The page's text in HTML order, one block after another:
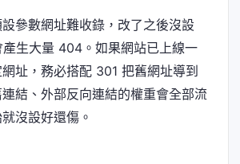
參數網址難收錄，改了之後沒設
產生大量 404。如果網站已上線一
址，務必搭配 301 把舊網址導到
結、外部反向連結的權重會全部流
沒設好還傷。